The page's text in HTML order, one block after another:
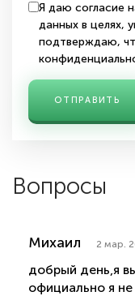
Я даю согласие
данных в целях,
подтверждаю,
ОТПРАВИТЬ
Вопросы
Михаил 2 мар.
добрый день,я
официально я